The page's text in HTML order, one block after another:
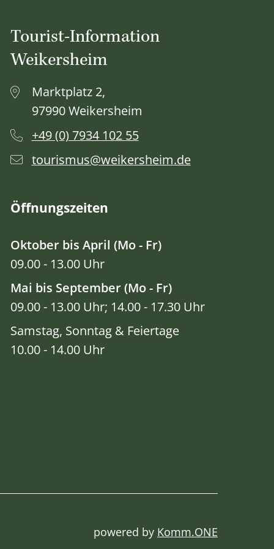
Tourist-Information
Weikersheim
Marktplatz 2,
97990 Weikersheim
+49 (0) 7934 102 55
tourismus@weikersheim.de
Öffnungszeiten
Oktober bis April (Mo - Fr)
09.00 - 13.00 Uhr
Mai bis September (Mo - Fr)
09.00 - 13.00 Uhr; 14.00 - 17.30 Uhr
Samstag, Sonntag & Feiertage
10.00 - 14.00 Uhr
powered by Komm.ONE